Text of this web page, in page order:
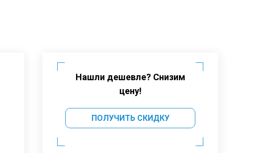
Нашли дешевле? Снизим
цену!
ПОЛУЧИТЬ СКИДКУ